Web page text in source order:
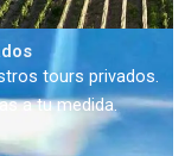
tours privados.
a tu medida.